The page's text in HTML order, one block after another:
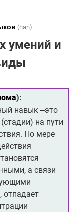
(nan)
умений и
):
навык –это
на пути
По мере
а связи
отпадает